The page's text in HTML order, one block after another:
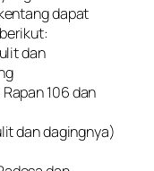
dapat
dan
106 dan
dan dagingnya)